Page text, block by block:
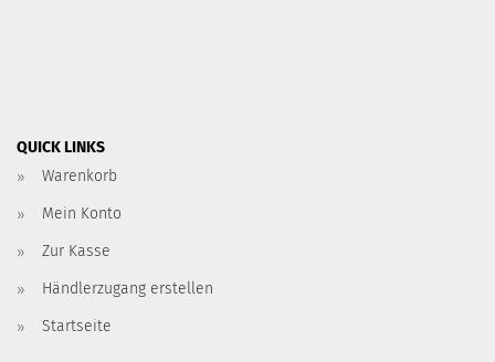
QUICK LINKS
Warenkorb
Mein Konto
Zur Kasse
Händlerzugang erstellen
Startseite